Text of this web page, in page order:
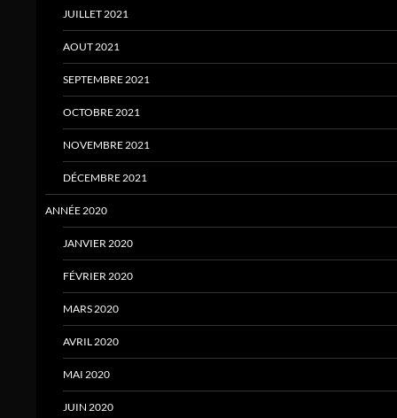
JUILLET 2021
AOUT 2021
SEPTEMBRE 2021
OCTOBRE 2021
NOVEMBRE 2021
DÉCEMBRE 2021
ANNÉE 2020
JANVIER 2020
FÉVRIER 2020
MARS 2020
AVRIL 2020
MAI 2020
JUIN 2020